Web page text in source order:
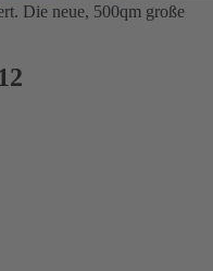
Die neue, 500qm große